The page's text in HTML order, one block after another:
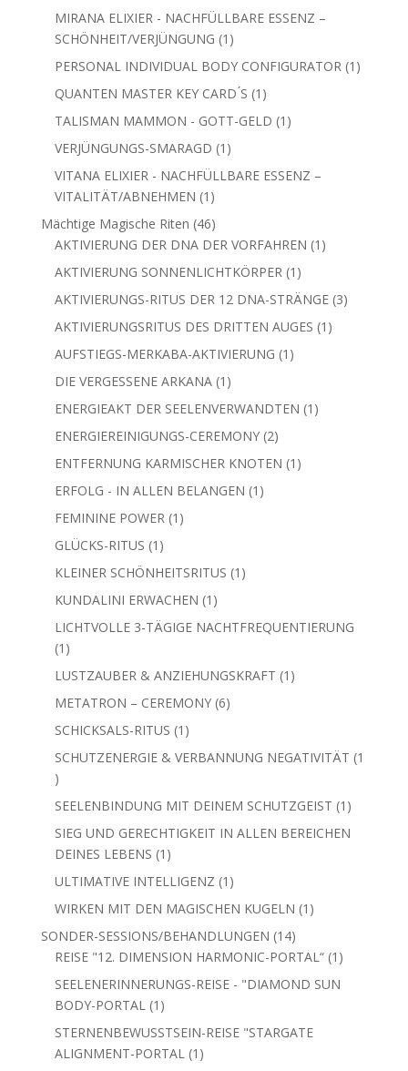
Produkt
MIRANA ELIXIER - NACHFÜLLBARE ESSENZ –
SCHÖNHEIT/VERJÜNGUNG 1 1
Produkt
PERSONAL INDIVIDUAL BODY CONFIGURATOR 1 1
QUANTEN MASTER KEY CARD ́S 1 1
Produkt
TALISMAN MAMMON - GOTT-GELD 1 1
VERJÜNGUNGS-SMARAGD 1 1
Produkt
VITANA ELIXIER - NACHFÜLLBARE ESSENZ –
VITALITÄT/ABNEHMEN 1 1
Produkt
Mächtige Magische Riten 4646
Produkte
AKTIVIERUNG DER DNA DER VORFAHREN 1 1
AKTIVIERUNG SONNENLICHTKÖRPER 1 1
Produkt
AKTIVIERUNGS-RITUS DER 12 DNA-STRÄNGE 33
AKTIVIERUNGSRITUS DES DRITTEN AUGES 1 1
AUFSTIEGS-MERKABA-AKTIVIERUNG 1 1
DIE VERGESSENE ARKANA 1 1
Produkt
ENERGIEAKT DER SEELENVERWANDTEN 1 1
ENERGIEREINIGUNGS-CEREMONY 22
Produkte
ENTFERNUNG KARMISCHER KNOTEN 1 1
ERFOLG - IN ALLEN BELANGEN 1 1
FEMININE POWER 1 1
GLÜCKS-RITUS 1 1
Produkt
KLEINER SCHÖNHEITSRITUS 1 1
KUNDALINI ERWACHEN 1 1
Produkt
LICHTVOLLE 3-TÄGIGE NACHTFREQUENTIERUNG
1 1
Produkt
LUSTZAUBER & ANZIEHUNGSKRAFT 1 1
METATRON – CEREMONY 66
SCHICKSALS-RITUS 1 1
Produkt
SCHUTZENERGIE & VERBANNUNG NEGATIVITÄT 1
1
Produkt
SEELENBINDUNG MIT DEINEM SCHUTZGEIST 1 1
Produkt
SIEG UND GERECHTIGKEIT IN ALLEN BEREICHEN
DEINES LEBENS 1 1
Produkt
ULTIMATIVE INTELLIGENZ 1 1
Produkt
WIRKEN MIT DEN MAGISCHEN KUGELN 1 1
SONDER-SESSIONS/BEHANDLUNGEN 1414
Produkte
REISE "12. DIMENSION HARMONIC-PORTAL“ 1 1
Produkt
SEELENERINNERUNGS-REISE - "DIAMOND SUN
BODY-PORTAL
1 1
Produkt
STERNENBEWUSSTSEIN-REISE "STARGATE
ALIGNMENT-PORTAL
1 1